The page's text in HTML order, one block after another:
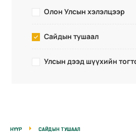
Олон Улсын хэлэлцээр
Сайдын тушаал
Улсын дээд шүүхийн
НҮҮР САЙДЫН ТУШААЛ